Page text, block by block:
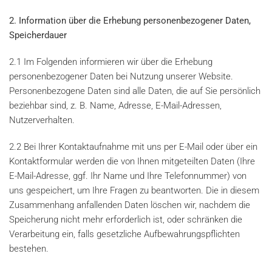
2. Information über die Erhebung personenbezogener Daten,
Speicherdauer
2.1 Im Folgenden informieren wir über die Erhebung
personenbezogener Daten bei Nutzung unserer Website.
Personenbezogene Daten sind alle Daten, die auf Sie persönlich
beziehbar sind, z. B. Name, Adresse, E-Mail-Adressen,
Nutzerverhalten.
2.2 Bei Ihrer Kontaktaufnahme mit uns per E-Mail oder über ein
Kontaktformular werden die von Ihnen mitgeteilten Daten (Ihre
E-Mail-Adresse, ggf. Ihr Name und Ihre Telefonnummer) von
uns gespeichert, um Ihre Fragen zu beantworten. Die in diesem
Zusammenhang anfallenden Daten löschen wir, nachdem die
Speicherung nicht mehr erforderlich ist, oder schränken die
Verarbeitung ein, falls gesetzliche Aufbewahrungspflichten
bestehen.